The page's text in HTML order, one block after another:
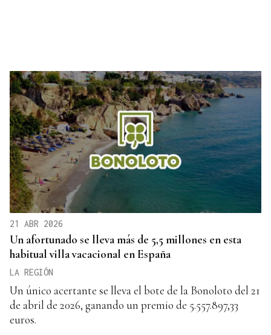
21 ABR 2026
Un afortunado se lleva más de 5,5 millones en esta
habitual villa vacacional en España
LA REGIÓN
Un único acertante se lleva el bote de la Bonoloto del 21
de abril de 2026, ganando un premio de 5.557.897,33
euros.